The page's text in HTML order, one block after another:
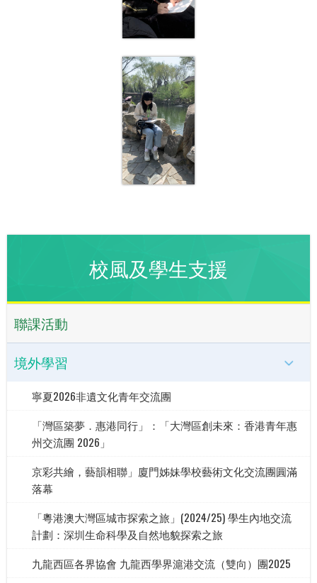
校風及學生支援
聯課活動
境外學習
寧夏2026非遺文化青年交流團
「灣區築夢．惠港同行」：「大灣區創未來：香港青年惠
州交流團 2026」
京彩共繪，藝韻相聯」廈門姊妹學校藝術文化交流團圓滿
落幕
「粵港澳大灣區城市探索之旅」(2024/25) 學生內地交流
計劃：深圳生命科學及自然地貌探索之旅
九龍西區各界協會 九龍西學界滬港交流（雙向）團2025